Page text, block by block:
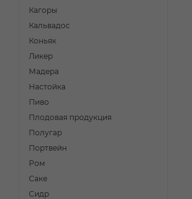
Кагоры
Кальвадос
Коньяк
Ликер
Мадера
Настойка
Пиво
Плодовая продукция
Полугар
Портвейн
Ром
Саке
Сидр